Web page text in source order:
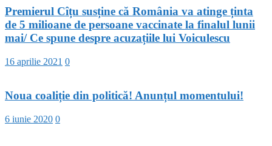
Premierul Cîțu susține că România va atinge ținta
de 5 milioane de persoane vaccinate la finalul lunii
mai/ Ce spune despre acuzațiile lui Voiculescu
16 aprilie 2021 0
Noua coaliție din politică! Anunțul momentului!
6 iunie 2020 0